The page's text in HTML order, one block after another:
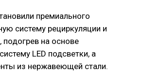
премиального
систему рециркуляции и
на основе
LED подсветки, а
из нержавеющей стали.